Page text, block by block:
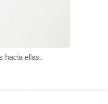
hacia ellas.